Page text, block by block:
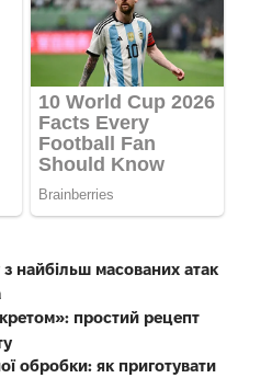
найбільш масованих атак
простий рецепт
обробки: як приготувати